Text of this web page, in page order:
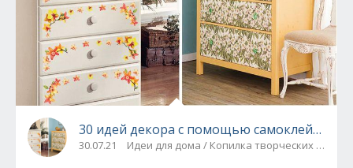
30 идей декора с помощью самоклейки
30.07.21 Идеи для дома / Копилка творческих идей